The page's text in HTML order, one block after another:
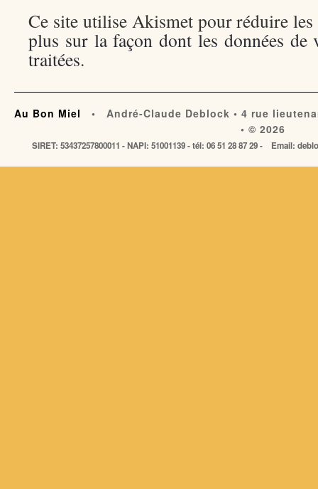
Ce site utilise Akismet pour réduire
plus sur la façon dont les données de
traitées.
Au Bon Miel
• André-Claude Deblock • 4 rue
• © 2026
SIRET: 53437257800011 - NAPI: 51001139 - tél: 06 51 28 87 29 - Email: